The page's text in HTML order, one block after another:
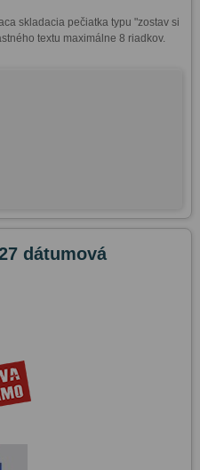
skladacia pečiatka typu "zostav si
textu maximálne 8 riadkov.
dátumová